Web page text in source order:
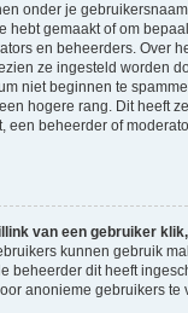
onder je
hebt gemaakt of om
en beheerders. Over
ze ingesteld worden
niet beginnen te
hogere rang. Dit heeft
een beheerder of
van een gebruiker
kunnen gebruik
beheerder dit heeft
anonieme gebruikers te